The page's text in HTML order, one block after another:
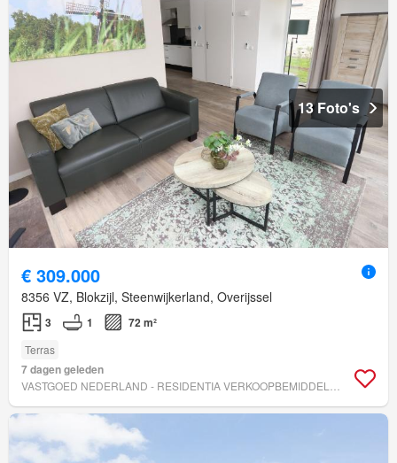
13 Foto's
€ 309.000
8356 VZ, Blokzijl, Steenwijkerland, Overijssel
3 1 72 m²
Terras
7 dagen geleden